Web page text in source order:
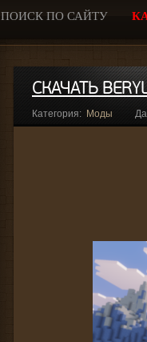
ПОИСК ПО САЙТУ
СКАЧАТЬ
Категория: Моды